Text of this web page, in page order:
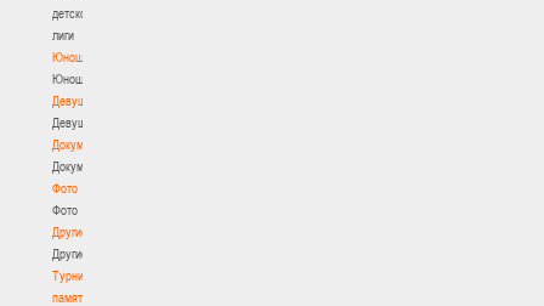
детской
лиги
Юноши
Юноши
Девушки
Девушки
Документы
Документы
Фото
Фото
Другие
Другие
Турнир
памяти